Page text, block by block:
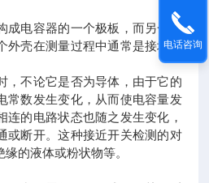
成电容器的一个极板，而另一个
外壳在测量过程中通常是接地或
，不论它是否为导体，由于它的
常数发生变化，从而使电容量发
连的电路状态也随之发生变化，
或断开。这种接近开关检测的对
的液体或粉状物等。
电话咨询